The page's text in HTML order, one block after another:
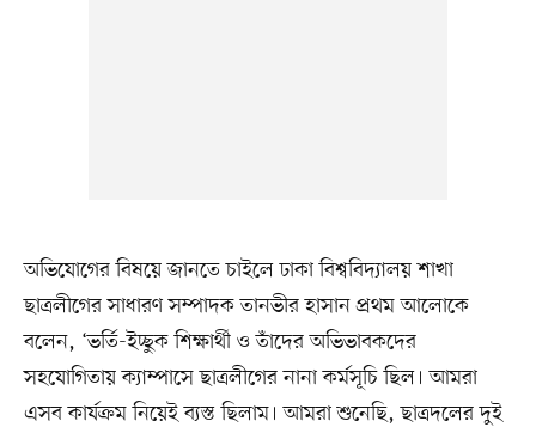
অভিযোগের বিষয়ে জানতে চাইলে ঢাকা বিশ্ববিদ্যালয় শাখা
ছাত্রলীগের সাধারণ সম্পাদক তানভীর হাসান প্রথম আলোকে
বলেন, ‘ভর্তি-ইচ্ছুক শিক্ষার্থী ও তাঁদের অভিভাবকদের
সহযোগিতায় ক্যাম্পাসে ছাত্রলীগের নানা কর্মসূচি ছিল। আমরা
এসব কার্যক্রম নিয়েই ব্যস্ত ছিলাম। আমরা শুনেছি, ছাত্রদলের দুই